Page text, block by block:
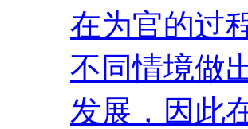
在为官的过
不同情境做
发展，因此